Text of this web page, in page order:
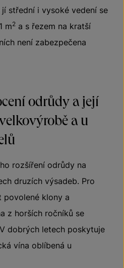
střední i vysoké vedení se
m2 a s řezem na kratší
není zabezpečena
odrůdy a její
a u
rozšíření odrůdy na
druzích výsadeb. Pro
klony a
z horších ročníků se
dobrých letech poskytuje
vína oblíbená u